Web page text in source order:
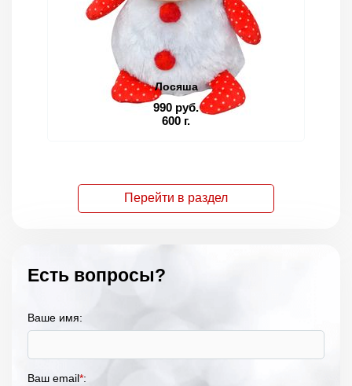
Лосяша
990 руб.
600 г.
Перейти в раздел
Есть вопросы?
Ваше имя:
Ваш email*: